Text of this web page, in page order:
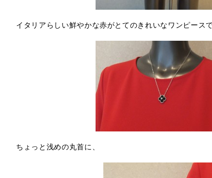
イタリアらしい鮮やかな赤がとてのきれいなワンピース
ちょっと浅めの丸首に、